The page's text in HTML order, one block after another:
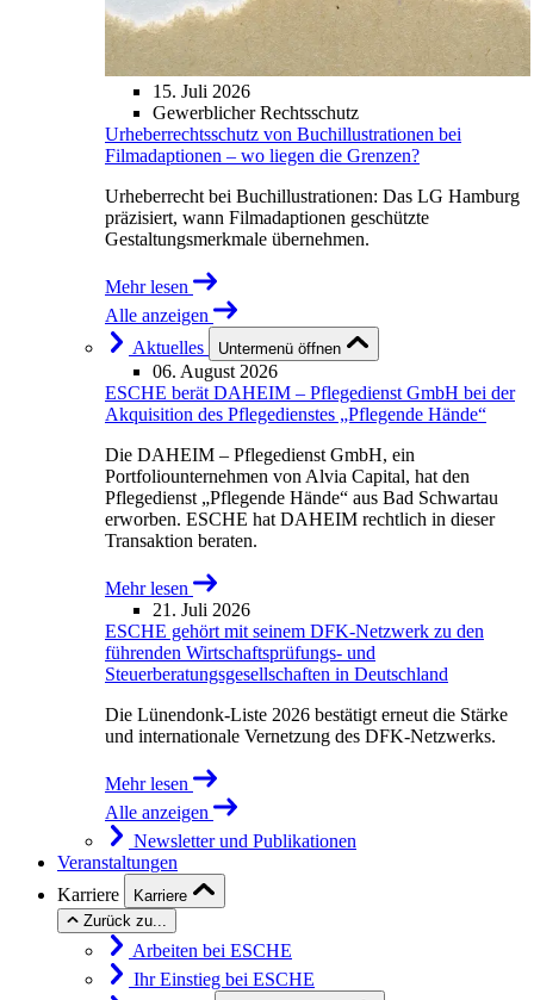
15. Juli 2026
Gewerblicher Rechtsschutz
Urheberrechtsschutz von Buchillustrationen bei
Filmadaptionen – wo liegen die Grenzen?
Urheberrecht bei Buchillustrationen: Das LG Hamburg
präzisiert, wann Filmadaptionen geschützte
Gestaltungsmerkmale übernehmen.
Mehr lesen
Alle anzeigen
Aktuelles
Untermenü öffnen
06. August 2026
ESCHE berät DAHEIM – Pflegedienst GmbH bei der
Akquisition des Pflegedienstes „Pflegende Hände“
Die DAHEIM – Pflegedienst GmbH, ein
Portfoliounternehmen von Alvia Capital, hat den
Pflegedienst „Pflegende Hände“ aus Bad Schwartau
erworben. ESCHE hat DAHEIM rechtlich in dieser
Transaktion beraten.
Mehr lesen
21. Juli 2026
ESCHE gehört mit seinem DFK-Netzwerk zu den
führenden Wirtschaftsprüfungs- und
Steuerberatungsgesellschaften in Deutschland
Die Lünendonk-Liste 2026 bestätigt erneut die Stärke
und internationale Vernetzung des DFK-Netzwerks.
Mehr lesen
Alle anzeigen
Newsletter und Publikationen
Veranstaltungen
Karriere
Karriere
Zurück zu...
Arbeiten bei ESCHE
Ihr Einstieg bei ESCHE